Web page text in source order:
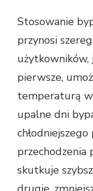
Stosowanie
przynosi
użytkowników,
pierwsze,
temperaturą
upalne dni
przechodzenia
skutkuje